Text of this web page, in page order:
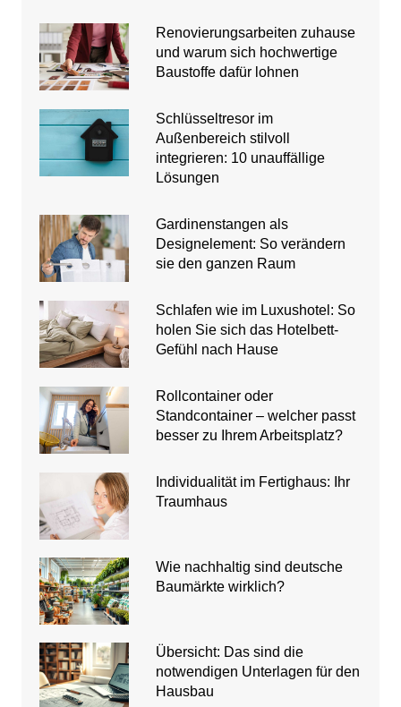
Renovierungsarbeiten zuhause
und warum sich hochwertige
Baustoffe dafür lohnen
Schlüsseltresor im
Außenbereich stilvoll
integrieren: 10 unauffällige
Lösungen
Gardinenstangen als
Designelement: So verändern
sie den ganzen Raum
Schlafen wie im Luxushotel: So
holen Sie sich das Hotelbett-
Gefühl nach Hause
Rollcontainer oder
Standcontainer – welcher passt
besser zu Ihrem Arbeitsplatz?
Individualität im Fertighaus: Ihr
Traumhaus
Wie nachhaltig sind deutsche
Baumärkte wirklich?
Übersicht: Das sind die
notwendigen Unterlagen für den
Hausbau